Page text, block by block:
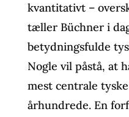
kvantitativt –
tæller Büchner i
betydningsfulde
Nogle vil påstå, at
mest centrale
århundrede. En